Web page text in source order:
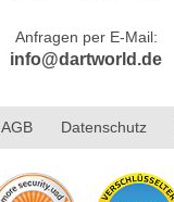
Anfragen per E-Mail:
info@dartworld.de
AGB Datenschutz